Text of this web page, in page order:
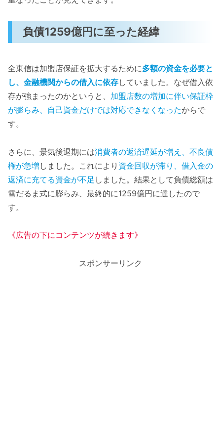
負債1259億円に至った経緯
全東信は加盟店保証を拡大するために多額の資金を必要と
し、金融機関からの借入に依存していました。なぜ借入依
存が強まったのかというと、 加盟店数の増加に伴い保証枠
が膨らみ、自己資金だけでは対応できなくなったからで
す。
さらに、景気後退期には消費者の返済遅延が増え、不良債
権が急増 しました。これにより 資金回収が滞り、借入金の
返済に充てる資金が不足 しました。結果として負債総額は
雪だるま式に膨らみ、最終的に1259億円に達したので
す。
《広告の下にコンテンツが続きます》
スポンサーリンク